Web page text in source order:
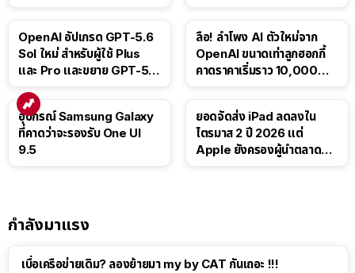
OpenAI อัปเกรด GPT-5.6
Sol ใหม่ สำหรับผู้ใช้ Plus
และ Pro และขยาย GPT-5.6
ลือ! ลำโพง AI ตัวใหม่จาก
OpenAI ขนาดเท่าลูกฮอกกี้
คาดราคาเริ่มราว 10,000
อุปกรณ์ Samsung Galaxy
ที่คาดว่าจะรองรับ One UI
9.5
ยอดจัดส่ง iPad ลดลงใน
ไตรมาส 2 ปี 2026 แต่
Apple ยังครองผู้นำตลาด
กำลังมาแรง
เบื่อเครือข่ายเดิม? ลองย้ายมา my by CAT กันเถอะ !!!